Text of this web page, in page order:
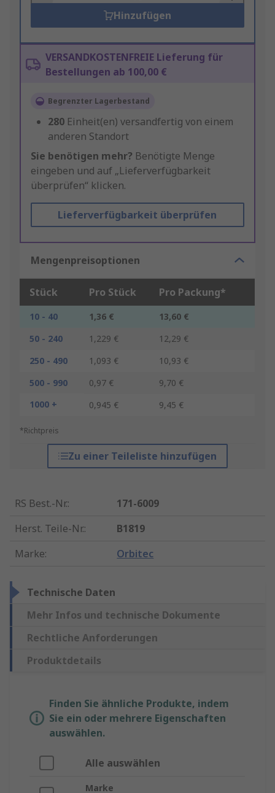
Hinzufügen
VERSANDKOSTENFREIE Lieferung für
Bestellungen ab 100,00 €
Begrenzter Lagerbestand
280 Einheit(en) versandfertig von einem
anderen Standort
Sie benötigen mehr? Benötigte Menge
eingeben und auf „Lieferverfügbarkeit
überprüfen“ klicken.
Lieferverfügbarkeit überprüfen
Mengenpreisoptionen
Stück Pro Stück Pro Packung*
10 - 40 1,36 €
13,60 €
50 - 240
1,229 €
12,29 €
250 - 490
1,093 €
10,93 €
500 - 990
0,97 €
9,70 €
1000 +
0,945 € 9,45 €
*Richtpreis
Zu einer Teileliste hinzufügen
RS Best.-Nr.:
171-6009
Herst. Teile-Nr.:
B1819
Marke: Orbitec
Technische Daten
Mehr Infos und technische Dokumente
Rechtliche Anforderungen
Produktdetails
Finden Sie ähnliche Produkte, indem
Sie ein oder mehrere Eigenschaften
auswählen.
Alle auswählen
Marke